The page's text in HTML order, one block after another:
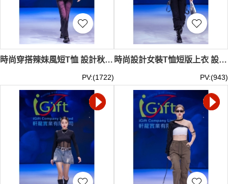
時尚穿搭辣妹風短T恤 設計秋季背後繫帶短袖 高腰修身 打底衫上衣女裝 設計歐美式y2k復古微喇叭牛仔褲 訂製紮染直筒休閒褲 模特試穿 T537
PV:(1722)
時尚設計女裝T恤短版上衣 設計黑色小眾長袖露肩上衣 秋季緊身女裝 工裝褲束腳加長秋冬長褲 高腰嘻哈新款加絨 Y2K 模特試穿 T536
PV:(943)